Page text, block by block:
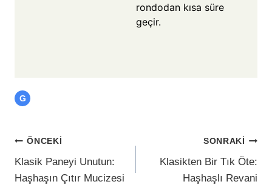
rondodan kısa süre
geçir.
G
ÖNCEKI
Klasik Paneyi Unutun:
Haşhaşın Çıtır Mucizesi
SONRAKI
Klasikten Bir Tık Öte:
Haşhaşlı Revani